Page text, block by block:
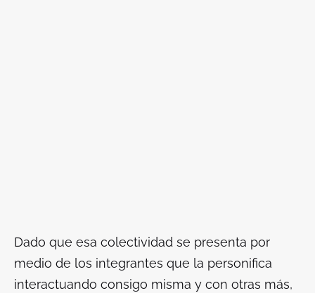
Dado que esa colectividad se presenta por
medio de los integrantes que la personifica
interactuando consigo misma y con otras más,